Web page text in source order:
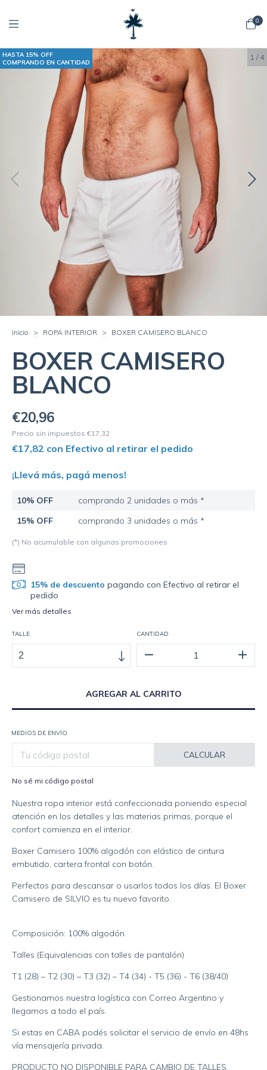
0
HASTA 15% OFF
COMPRANDO EN CANTIDAD
1 / 4
Inicio > ROPA INTERIOR > BOXER CAMISERO BLANCO
BOXER CAMISERO
BLANCO
€20,96
Precio sin impuestos €17,32
€17,82 con Efectivo al retirar el pedido
¡Llevá más, pagá menos!
10% OFF
comprando 2 unidades o más *
15% OFF
comprando 3 unidades o más *
(*) No acumulable con algunas promociones
15% de descuento pagando con Efectivo al retirar el
pedido
Ver más detalles
TALLE CANTIDAD
MEDIOS DE ENVÍO
CALCULAR
No sé mi código postal
Nuestra ropa interior está confeccionada poniendo especial
atención en los detalles y las materias primas, porque el
confort comienza en el interior.
Boxer Camisero 100% algodón con elástico de cintura
embutido, cartera frontal con botón.
Perfectos para descansar o usarlos todos los días. El Boxer
Camisero de SILVIO es tu nuevo favorito.
Composición: 100% algodón.
Talles (Equivalencias con talles de pantalón)
T1 (28) – T2 (30) – T3 (32) – T4 (34) - T5 (36) - T6 (38/40)
Gestionamos nuestra logística con Correo Argentino y
llegamos a todo el país.
Si estas en CABA podés solicitar el servicio de envío en 48hs
vía mensajería privada.
PRODUCTO NO DISPONIBLE PARA CAMBIO DE TALLES.